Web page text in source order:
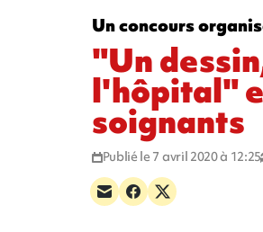
Un concours
"Un
l'hôpital"
soignants
Publié le 7 avril 2020 à 12:25